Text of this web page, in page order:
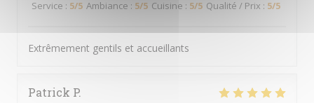
Service : 5/5 Ambiance : 5/5 Cuisine : 5/5 Qualité / Prix : 5/5
Extrêmement gentils et accueillants
Patrick P